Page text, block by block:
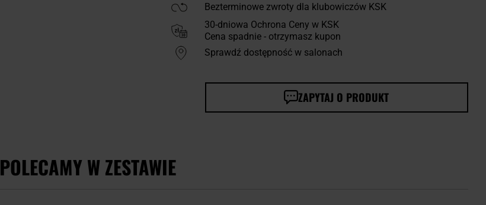
Bezterminowe zwroty dla klubowiczów KSK
30-dniowa Ochrona Ceny w KSK
Cena spadnie - otrzymasz kupon
Sprawdź dostępność w salonach
ZAPYTAJ O PRODUKT
POLECAMY W ZESTAWIE